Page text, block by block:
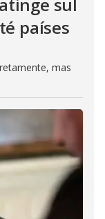
sul
países
mas